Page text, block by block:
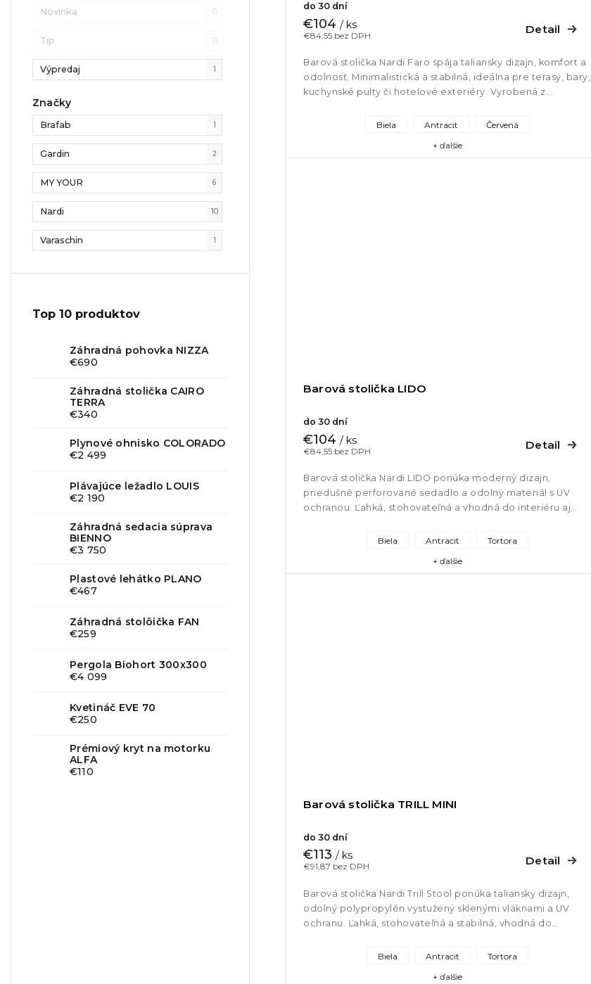
Novinka 0
Tip 0
Výpredaj 1
Značky
Brafab 1
Gardin 2
MY YOUR 6
Nardi 10
Varaschin 1
Top 10 produktov
Záhradná pohovka NIZZA
€690
Záhradná stolička CAIRO
TERRA
€340
Plynové ohnisko COLORADO
€2 499
Plávajúce ležadlo LOUIS
€2 190
Záhradná sedacia súprava
BIENNO
€3 750
Plastové lehátko PLANO
€467
Záhradná stolôička FAN
€259
Pergola Biohort 300x300
€4 099
Kvetináč EVE 70
€250
Prémiový kryt na motorku
ALFA
€110
do 30 dní
€84,55 bez DPH
€104 / ks Detail
Barová stolička Nardi Faro spája taliansky dizajn, komfort a
odolnosť. Minimalistická a stabilná, ideálna pre terasy, bary,
kuchynské pulty či hotelové exteriéry. Vyrobená z...
Biela Antracit Červená
+ ďalšie
Barová stolička LIDO
do 30 dní
€84,55 bez DPH
€104 / ks Detail
Barová stolička Nardi LIDO ponúka moderný dizajn,
priedušné perforované sedadlo a odolný materiál s UV
ochranou. Ľahká, stohovateľná a vhodná do interiéru aj
Biela
Antracit Tortora
+ ďalšie
Barová stolička TRILL MINI
do 30 dní
€91,87 bez DPH
€113 / ks Detail
Barová stolička Nardi Trill Stool ponúka taliansky dizajn,
odolný polypropylén vystužený sklenými vláknami a UV
ochranu. Ľahká, stohovateľná a stabilná, vhodná do
Biela
Antracit Tortora
+ ďalšie